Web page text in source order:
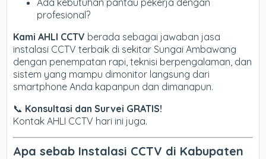
Ada kebutuhan pantau pekerja dengan
profesional?
Kami AHLI CCTV berada sebagai jawaban jasa
instalasi CCTV terbaik di sekitar Sungai Ambawang
dengan penempatan rapi, teknisi berpengalaman, dan
sistem yang mampu dimonitor langsung dari
smartphone Anda kapanpun dan dimanapun.
📞 Konsultasi dan Survei GRATIS!
Kontak AHLI CCTV hari ini juga.
Apa sebab Instalasi CCTV di Kabupaten